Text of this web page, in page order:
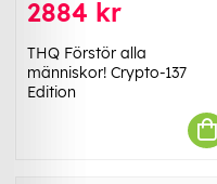
2884 kr
THQ Förstör alla
människor! Crypto-137
Edition